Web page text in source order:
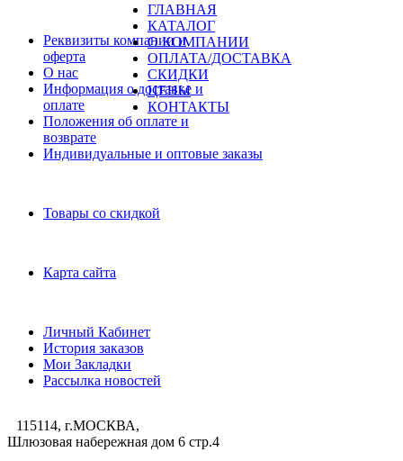
ГЛАВНАЯ
КАТАЛОГ
О КОМПАНИИ
ОПЛАТА/ДОСТАВКА
СКИДКИ
ЦЕНЫ
КОНТАКТЫ
Реквизиты компании и
оферта
О нас
Информация о доставке и
оплате
Положения об оплате и
возврате
Индивидуальные и оптовые заказы
Товары со скидкой
Карта сайта
Личный Кабинет
История заказов
Мои Закладки
Рассылка новостей
115114, г.МОСКВА,
Шлюзовая набережная дом 6 стр.4